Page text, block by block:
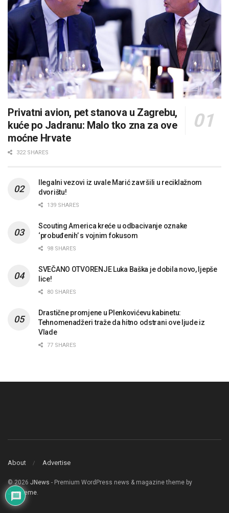
Privatni avion, pet stanova u Zagrebu,
kuće po Jadranu: Malo tko zna za ove
moćne Hrvate
322 SHARES
Ilegalni vezovi iz uvale Marić završili u reciklažnom
dvorištu!
139 SHARES
Scouting America kreće u odbacivanje oznake
‘probuđenih’ s vojnim fokusom
98 SHARES
SVEČANO OTVORENJE Luka Baška je dobila novo, ljepše
lice!
80 SHARES
Drastične promjene u Plenkovićevu kabinetu:
Tehnomenadžeri traže da hitno odstrani ove ljude iz
Vlade
77 SHARES
About Advertise
© 2026 JNews - Premium WordPress news & magazine theme by
Jegtheme.